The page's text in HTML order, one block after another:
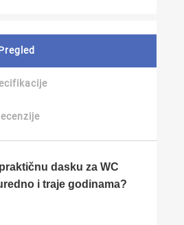
dasku za WC
i traje godinama?